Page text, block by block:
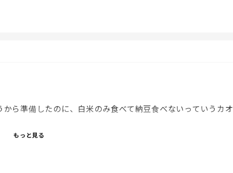
とら準備したのに、白米のみ食べて納豆食べないっていうカオ
もっと見る